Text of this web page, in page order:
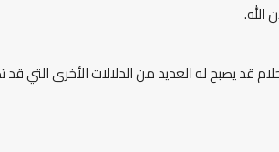
الله.
قد يصبح له العديد من الدلالات الأخرى التي